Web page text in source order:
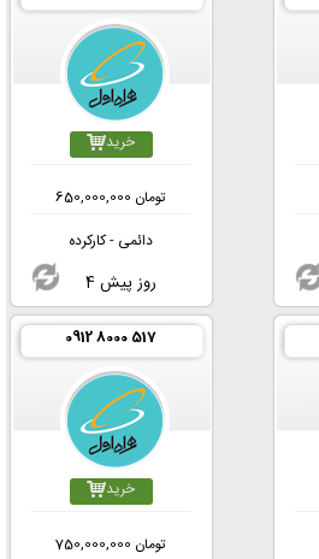
خرید
650,000,000 تومان
دائمی - کارکرده
4 روز پیش
0912 8000 517
خرید
750,000,000 تومان